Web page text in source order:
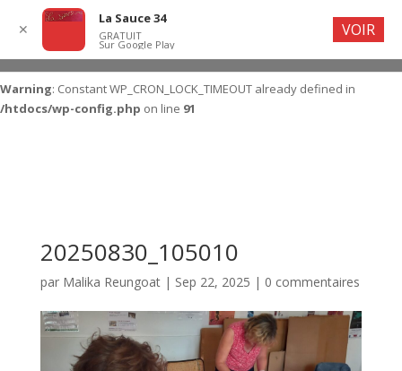
Warning : Constant WP_CRON_LOCK_TIMEOUT already defined in
/htdocs/wp-config.php on line 91
20250830_105010
par Malika Reungoat| Sep 22, 2025 | 0 commentaires
✕
La Sauce 34
GRATUIT
Sur Google Play
VOIR